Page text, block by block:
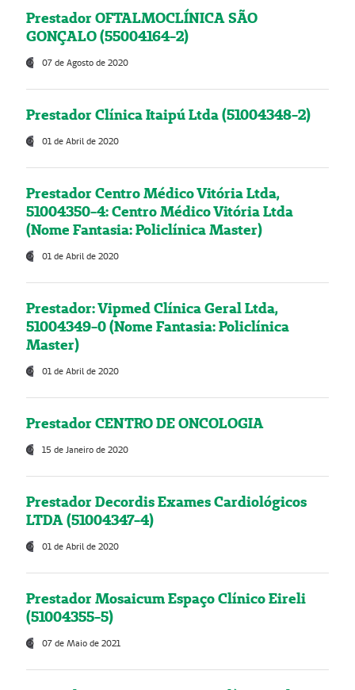
Prestador OFTALMOCLÍNICA SÃO
GONÇALO (55004164-2)
07 de Agosto de 2020
Prestador Clínica Itaipú Ltda (51004348-2)
01 de Abril de 2020
Prestador Centro Médico Vitória Ltda,
51004350-4: Centro Médico Vitória Ltda
(Nome Fantasia: Policlínica Master)
01 de Abril de 2020
Prestador: Vipmed Clínica Geral Ltda,
51004349-0 (Nome Fantasia: Policlínica
Master)
01 de Abril de 2020
Prestador CENTRO DE ONCOLOGIA
15 de Janeiro de 2020
Prestador Decordis Exames Cardiológicos
LTDA (51004347-4)
01 de Abril de 2020
Prestador Mosaicum Espaço Clínico Eireli
(51004355-5)
07 de Maio de 2021